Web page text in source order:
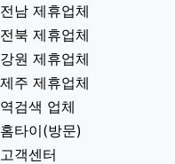
전남 제휴업체
전북 제휴업체
강원 제휴업체
제주 제휴업체
역검색 업체
홈타이(방문)
고객센터